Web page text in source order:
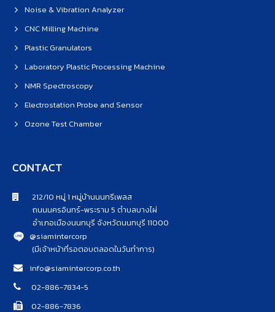
Noise & Vibration Analyzer
CNC Milling Machine
Plastic Granulators
Laboratory Plastic Processing Machine
NMR Spectroscopy
Electrostation Probe and Sensor
Ozone Test Chamber
CONTACT
212/10 หมู่ 1 หมู่บ้านนนทรีเพลส
ถนนนครอินทร์-พระราม 5 ตำบลบางไผ่
อำเภอเมืองนนทบุรี จังหวัดนนทบุรี 11000
@siamintercorp
(มีเจ้าหน้าที่รอตอบตลอดในวันทำการ)
info@siamintercorp.co.th
02-886-7834-5
02-886-7836